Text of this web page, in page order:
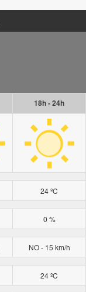
18h - 24h
24 ºC
0 %
NO - 15 km/h
24 ºC